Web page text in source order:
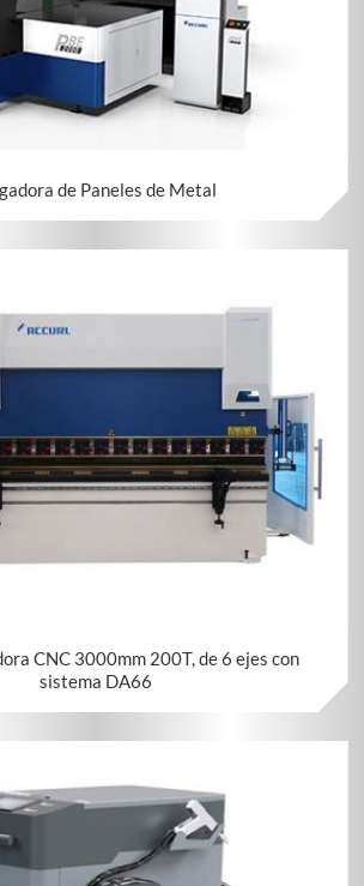
de Paneles de Metal
CNC 3000mm 200T, de 6 ejes con
sistema DA66